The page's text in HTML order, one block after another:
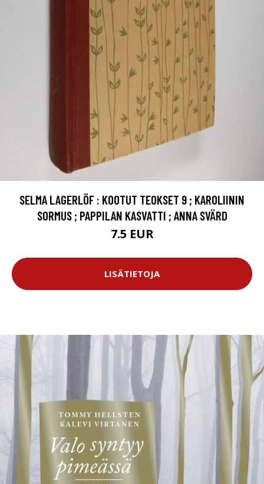
SELMA LAGERLÖF : KOOTUT TEOKSET 9 ; KAROLIININ
SORMUS ; PAPPILAN KASVATTI ; ANNA SVÄRD
7.5 EUR
LISÄTIETOJA